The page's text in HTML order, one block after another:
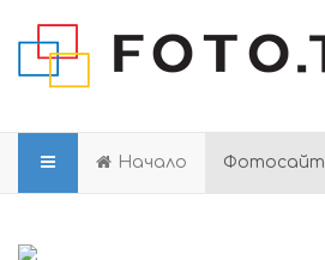
Начало Фотосайт